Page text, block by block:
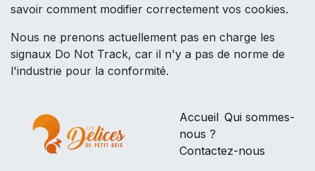
savoir comment modifier correctement vos cookies.
Nous ne prenons actuellement pas en charge les
signaux Do Not Track, car il n'y a pas de norme de
l'industrie pour la conformité.
Accueil Qui sommes-
nous ?
Contactez-nous